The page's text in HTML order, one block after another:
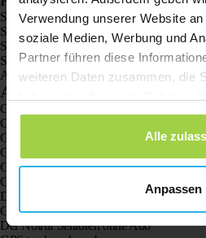
Verwendung unserer Website
soziale Medien, Werbung und
Partner führen diese
weiteren Daten zusammen, die
gesammelt haben.
Alle
Anpassen
Spotter GPS-Tracker X10
Spotter Senior GPS-Uhr
Spotter GPS-Uhr Explorer
Spotter GPS-Uhr für Kinder
Animal Spotter
Anwendungen
GPS-Tracker
GPS-Tracker für Kinder
GPS-Uhren für Kinder
GPS-Tracker für Katzen
GPS-Tracker für Hunde
GPS-tracker für dein Auto
Der GPS Tracker für Senioren mit SOS-
GPS-Tracker bei Demenz und Alzheimer
Der Notruf Senioren ohne Abo